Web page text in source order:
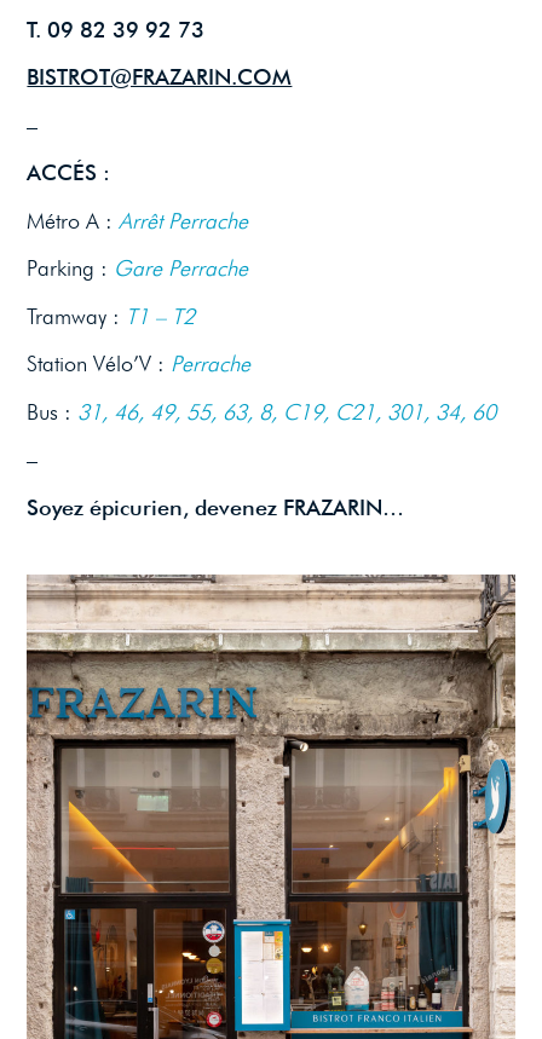
LE BISTROT
T. 09 82 39 92 73
BISTROT@FRAZARIN.COM
–
ACCÉS :
Métro A :Arrêt Perrache
Parking : Gare Perrache
Tramway : T1 – T2
Station Vélo’V : Perrache
Bus : 31, 46, 49, 55, 63, 8, C19, C21, 301, 34, 60
–
Soyez épicurien, devenez FRAZARIN…